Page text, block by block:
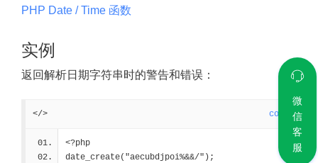
PHP Date / Time 函数
实例
返回解析日期字符串时的警告和错误：
</> code
<?php
date_create("aecubdjpoi%&&/");
微
信
客
服